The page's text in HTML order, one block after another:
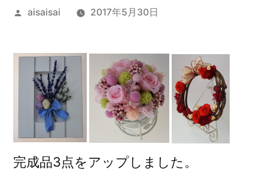
投
aisaisai 2017年5月30日
完成品3点をアップしました。